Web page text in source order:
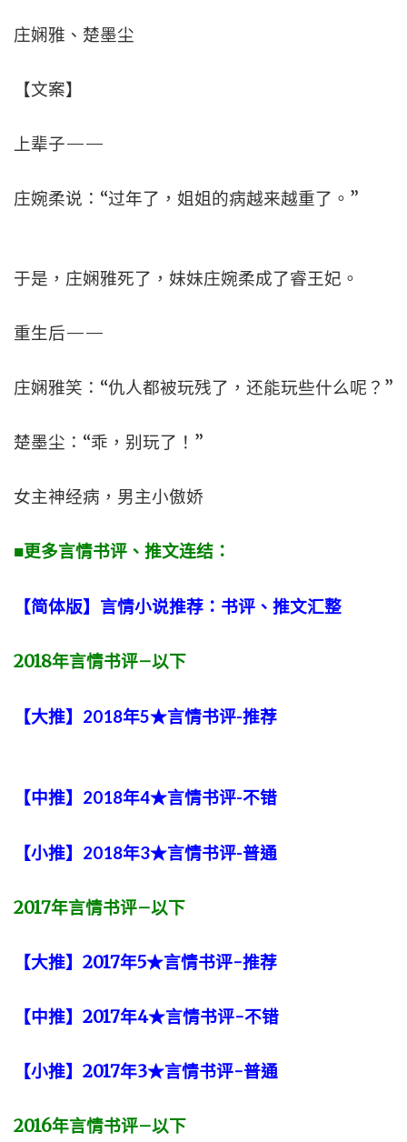
庄娴雅、楚墨尘
【文案】
上辈子——
庄婉柔说：“过年了，姐姐的病越来越重了。”
于是，庄娴雅死了，妹妹庄婉柔成了睿王妃。
重生后——
庄娴雅笑：“仇人都被玩残了，还能玩些什么呢？”
楚墨尘：“乖，别玩了！”
女主神经病，男主小傲娇
■更多言情书评、推文连结：
【简体版】言情小说推荐：书评、推文汇整
2018年言情书评–以下
【大推】2018年5★言情书评-推荐
【中推】2018年4★言情书评-不错
【小推】2018年3★言情书评-普通
2017年言情书评–以下
【大推】2017年5★言情书评-推荐
【中推】2017年4★言情书评-不错
【小推】2017年3★言情书评-普通
2016年言情书评–以下